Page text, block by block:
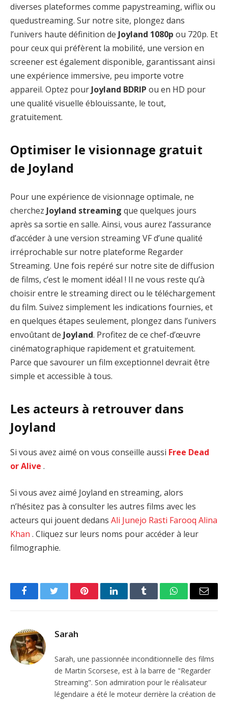
diverses plateformes comme papystreaming, wiflix ou
quedustreaming. Sur notre site, plongez dans
l’univers haute définition de Joyland 1080p ou 720p. Et
pour ceux qui préfèrent la mobilité, une version en
screener est également disponible, garantissant ainsi
une expérience immersive, peu importe votre
appareil. Optez pour Joyland BDRIP ou en HD pour
une qualité visuelle éblouissante, le tout,
gratuitement.
Optimiser le visionnage gratuit
de Joyland
Pour une expérience de visionnage optimale, ne
cherchez Joyland streaming que quelques jours
après sa sortie en salle. Ainsi, vous aurez l’assurance
d’accéder à une version streaming VF d’une qualité
irréprochable sur notre plateforme Regarder
Streaming. Une fois repéré sur notre site de diffusion
de films, c’est le moment idéal ! Il ne vous reste qu’à
choisir entre le streaming direct ou le téléchargement
du film. Suivez simplement les indications fournies, et
en quelques étapes seulement, plongez dans l’univers
envoûtant de Joyland. Profitez de ce chef-d’œuvre
cinématographique rapidement et gratuitement.
Parce que savourer un film exceptionnel devrait être
simple et accessible à tous.
Les acteurs à retrouver dans
Joyland
Si vous avez aimé on vous conseille aussi Free Dead
or Alive .
Si vous avez aimé Joyland en streaming, alors
n’hésitez pas à consulter les autres films avec les
acteurs qui jouent dedans Ali Junejo Rasti Farooq Alina
Khan . Cliquez sur leurs noms pour accéder à leur
filmographie.
FacebookTwitter PinterestLinkedInTumblr WhatsAppEmail
Sarah
Sarah, une passionnée inconditionnelle des films
de Martin Scorsese, est à la barre de "Regarder
Streaming". Son admiration pour le réalisateur
légendaire a été le moteur derrière la création de